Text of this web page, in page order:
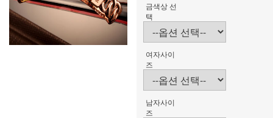
금색상 선
택
여자사이
즈
남자사이
즈